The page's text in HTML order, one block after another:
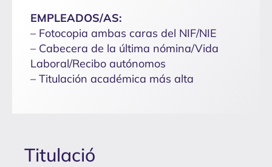
EMPLEADOS/AS:
– Fotocopia ambas caras del NIF/NIE
– Cabecera de la última nómina/Vida
Laboral/Recibo autónomos
– Titulación académica más alta
Titulació